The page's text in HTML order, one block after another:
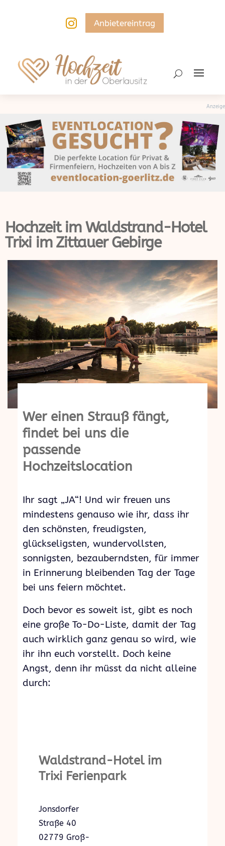
 Anbietereintrag
Anzeige
Hochzeit im Waldstrand-Hotel
Trixi im Zittauer Gebirge
Wer einen Strauß fängt,
findet bei uns die
passende
Hochzeitslocation
Ihr sagt „JA“! Und wir freuen uns
mindestens genauso wie ihr, dass ihr
den schönsten, freudigsten,
glückseligsten, wundervollsten,
sonnigsten, bezauberndsten, für immer
in Erinnerung bleibenden Tag der Tage
bei uns feiern möchtet.
Doch bevor es soweit ist, gibt es noch
eine große To-Do-Liste, damit der Tag
auch wirklich ganz genau so wird, wie
ihr ihn euch vorstellt. Doch keine
Angst, denn ihr müsst da nicht alleine
durch:
Waldstrand-Hotel im
Trixi Ferienpark
Jons­dor­fer
Stra­ße 40
02779 Groß­